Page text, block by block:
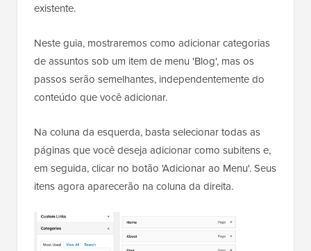
existente.
Neste guia, mostraremos como adicionar categorias
de assuntos sob um item de menu 'Blog', mas os
passos serão semelhantes, independentemente do
conteúdo que você adicionar.
Na coluna da esquerda, basta selecionar todas as
páginas que você deseja adicionar como subitens e,
em seguida, clicar no botão 'Adicionar ao Menu'. Seus
itens agora aparecerão na coluna da direita.